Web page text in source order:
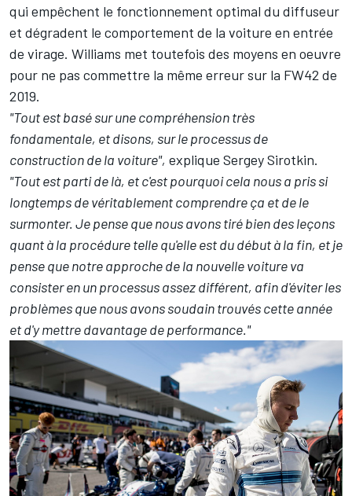
qui empêchent le fonctionnement optimal du diffuseur
et dégradent le comportement de la voiture en entrée
de virage. Williams met toutefois des moyens en oeuvre
pour ne pas commettre la même erreur sur la FW42 de
2019.
"Tout est basé sur une compréhension très
fondamentale, et disons, sur le processus de
construction de la voiture", explique Sergey Sirotkin.
"Tout est parti de là, et c'est pourquoi cela nous a pris si
longtemps de véritablement comprendre ça et de le
surmonter. Je pense que nous avons tiré bien des leçons
quant à la procédure telle qu'elle est du début à la fin, et je
pense que notre approche de la nouvelle voiture va
consister en un processus assez différent, afin d'éviter les
problèmes que nous avons soudain trouvés cette année
et d'y mettre davantage de performance."